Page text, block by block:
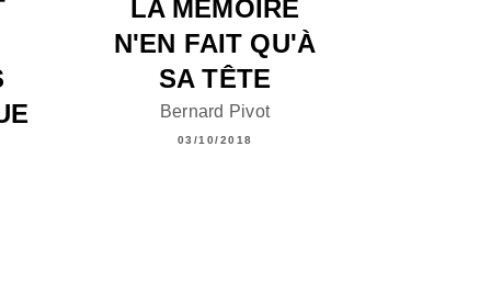
LA MÉMOIRE
N'EN FAIT QU'À
SA TÊTE
Bernard Pivot
03/10/2018